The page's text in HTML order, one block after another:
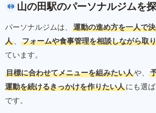
山の田駅のパーソナルジムを
パーソナルジムは、
運動の進め方を一人で
人 、 フォームや食事管理を相談しながら取
ています。
目標に合わせてメニューを組みたい人や、
運動を続けるきっかけを作りたい人にも選
です。